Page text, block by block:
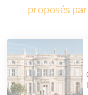
proposés